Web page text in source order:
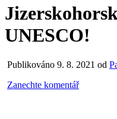
UNESCO!
Publikováno 9. 8. 2021 od
Zanechte komentář